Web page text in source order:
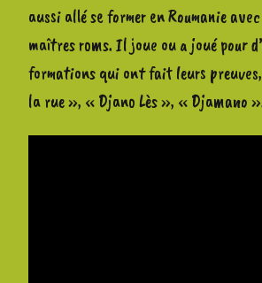
aussi allé se former en Roumanie avec
maîtres roms. Il joue ou a joué pour
formations qui ont fait leurs preuves,
la rue », « Djano Lès », « Djamano